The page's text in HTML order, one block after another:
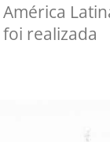
realizada